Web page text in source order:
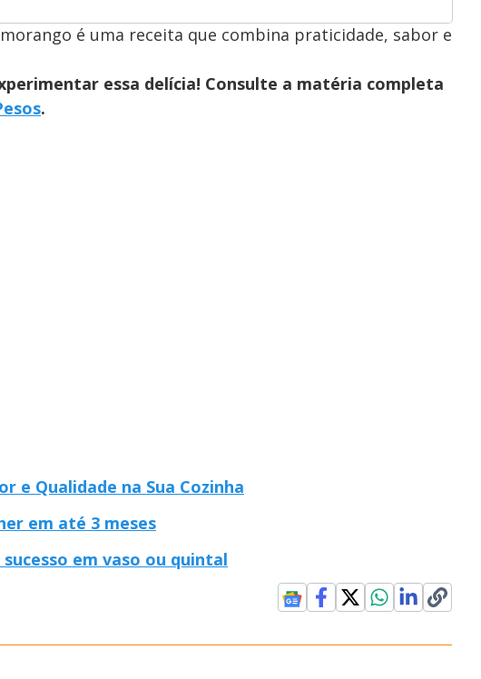
é uma receita que combina praticidade, sabor e
essa delícia! Consulte a matéria completa
.
e Qualidade na Sua Cozinha
em até 3 meses
em vaso ou quintal